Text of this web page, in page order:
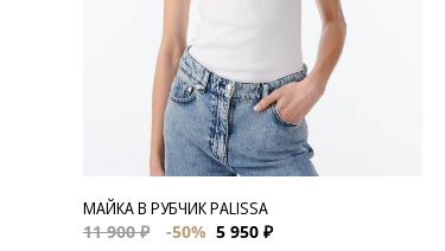
МАЙКА В РУБЧИК PALISSA
11 900 ₽
-50% 5 950 ₽